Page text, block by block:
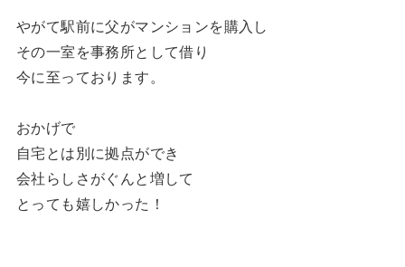
やがて駅前に父がマンションを購入し
その一室を事務所として借り
今に至っております。
おかげで
自宅とは別に拠点ができ
会社らしさがぐんと増して
とっても嬉しかった！